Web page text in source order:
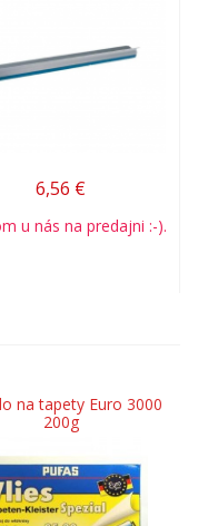
6,56 €
u nás na predajni :-).
na tapety Euro 3000
200g